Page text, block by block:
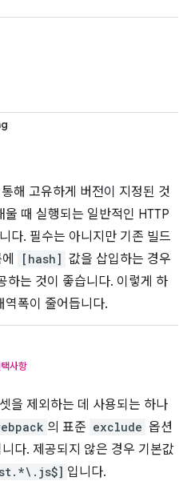
해 고유하게 버전이 지정된 것
때 실행되는 일반적인 HTTP
다. 필수는 아니지만 기존 빌드
[hash] 값을 삽입하는 경우
하는 것이 좋습니다. 이렇게 하
역폭이 줄어듭니다.
사항
을 제외하는 데 사용되는 하나
의 표준 exclude 옵션
다. 제공되지 않은 경우 기본값
입니다.